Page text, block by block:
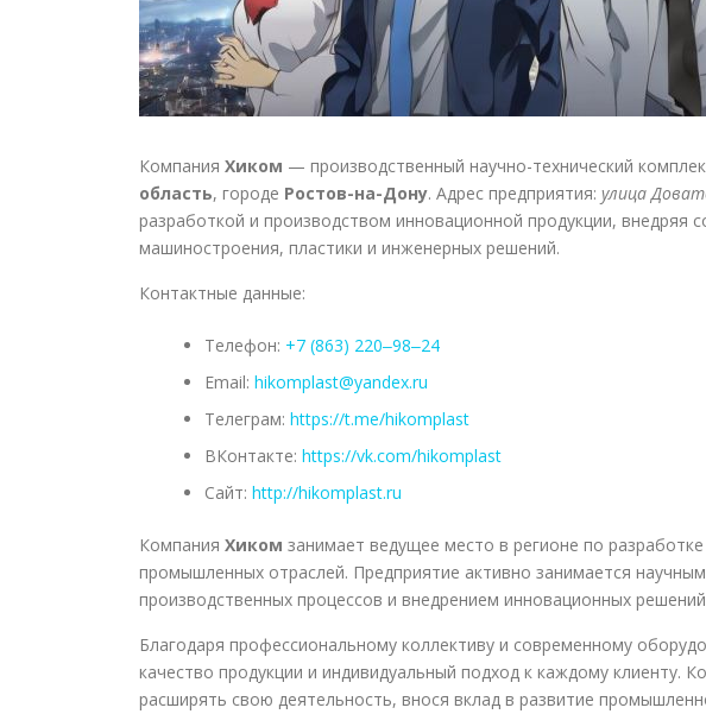
Компания Хиком — производственный научно-технический
область, городе Ростов-на-Дону. Адрес предприятия: улица
разработкой и производством инновационной продукции, внедряя
машиностроения, пластики и инженерных решений.
Контактные данные:
Телефон: +7 (863) 220‒98‒24
Email: hikomplast@yandex.ru
Телеграм: https://t.me/hikomplast
ВКонтакте: https://vk.com/hikomplast
Сайт: http://hikomplast.ru
Компания Хиком занимает ведущее место в регионе по
промышленных отраслей. Предприятие активно занимается
производственных процессов и внедрением инновационных
Благодаря профессиональному коллективу и современному
качество продукции и индивидуальный подход к каждому клиенту.
расширять свою деятельность, внося вклад в развитие